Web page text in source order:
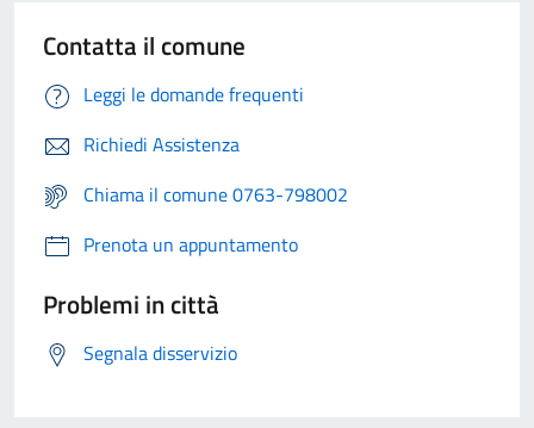
Contatta il comune
Leggi le domande frequenti
Richiedi Assistenza
Chiama il comune 0763-798002
Prenota un appuntamento
Problemi in città
Segnala disservizio